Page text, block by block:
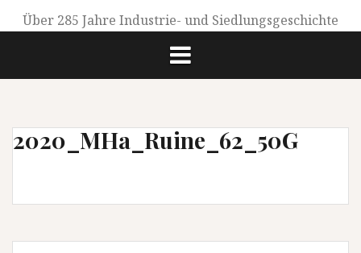
Über 285 Jahre Industrie- und Siedlungsgeschichte
2020_MHa_Ruine_62_50G